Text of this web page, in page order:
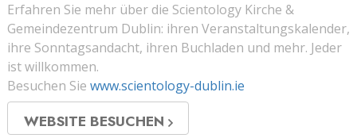
Erfahren Sie mehr über die Scientology Kirche &
Gemeindezentrum Dublin: ihren Veranstaltungskalender,
ihre Sonntagsandacht, ihren Buchladen und mehr. Jeder
ist willkommen.
Besuchen Sie www.scientology-dublin.ie
WEBSITE BESUCHEN